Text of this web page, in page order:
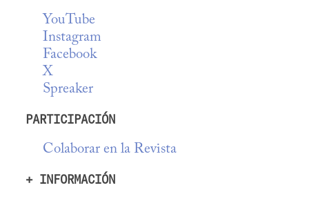
YouTube
Instagram
Facebook
X
Spreaker
PARTICIPACIÓN
Colaborar en la Revista
+ INFORMACIÓN